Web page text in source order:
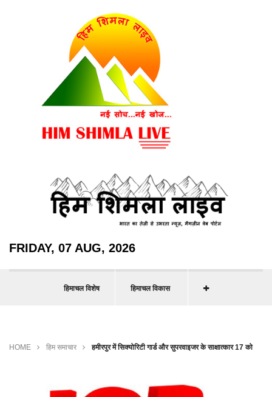
FRIDAY, 07 AUG, 2026
हिमाचल विशेष हिमाचल विकास
HOME हिम समाचार हमीरपुर में सिक्योरिटी गार्ड और सुपरवाइजर के साक्षात्कार 17 को